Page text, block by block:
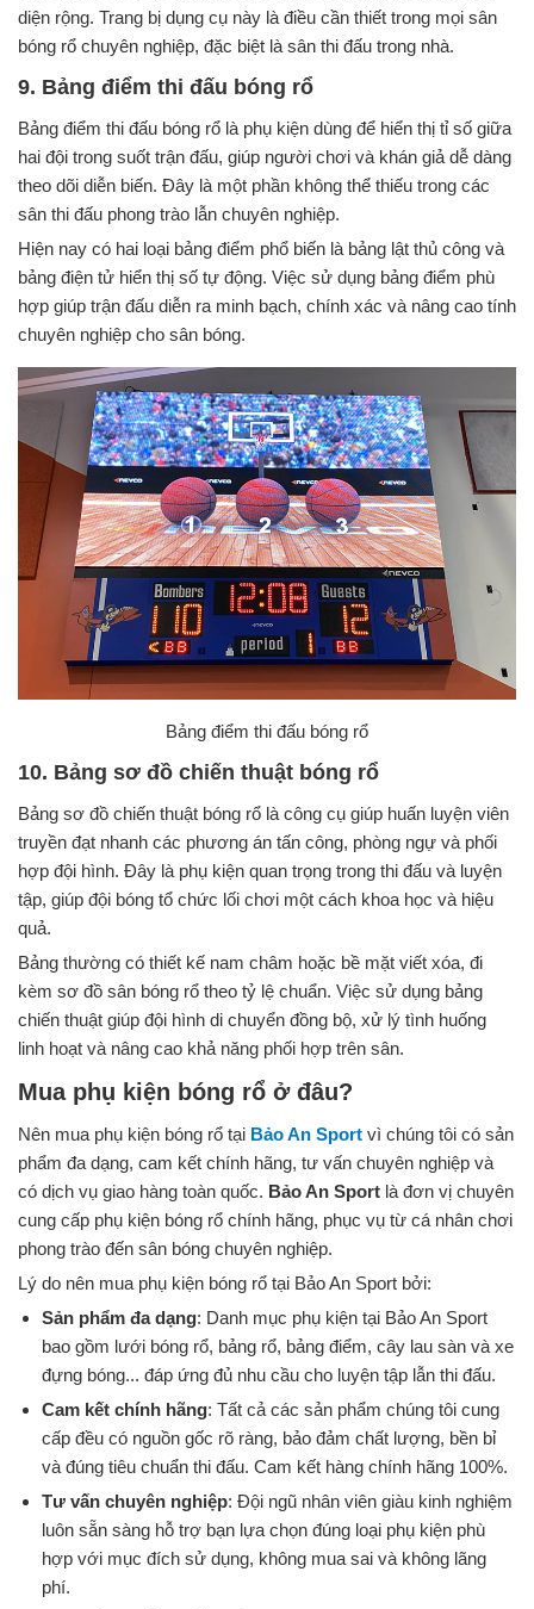
diện rộng. Trang bị dụng cụ này là điều cần thiết trong mọi sân
bóng rổ chuyên nghiệp, đặc biệt là sân thi đấu trong nhà.
9. Bảng điểm thi đấu bóng rổ
Bảng điểm thi đấu bóng rổ là phụ kiện dùng để hiển thị tỉ số giữa
hai đội trong suốt trận đấu, giúp người chơi và khán giả dễ dàng
theo dõi diễn biến. Đây là một phần không thể thiếu trong các
sân thi đấu phong trào lẫn chuyên nghiệp.
Hiện nay có hai loại bảng điểm phổ biến là bảng lật thủ công và
bảng điện tử hiển thị số tự động. Việc sử dụng bảng điểm phù
hợp giúp trận đấu diễn ra minh bạch, chính xác và nâng cao tính
chuyên nghiệp cho sân bóng.
Bảng điểm thi đấu bóng rổ
10. Bảng sơ đồ chiến thuật bóng rổ
Bảng sơ đồ chiến thuật bóng rổ là công cụ giúp huấn luyện viên
truyền đạt nhanh các phương án tấn công, phòng ngự và phối
hợp đội hình. Đây là phụ kiện quan trọng trong thi đấu và luyện
tập, giúp đội bóng tổ chức lối chơi một cách khoa học và hiệu
quả.
Bảng thường có thiết kế nam châm hoặc bề mặt viết xóa, đi
kèm sơ đồ sân bóng rổ theo tỷ lệ chuẩn. Việc sử dụng bảng
chiến thuật giúp đội hình di chuyển đồng bộ, xử lý tình huống
linh hoạt và nâng cao khả năng phối hợp trên sân.
Mua phụ kiện bóng rổ ở đâu?
Nên mua phụ kiện bóng rổ tại Bảo An Sport vì chúng tôi có sản
phẩm đa dạng, cam kết chính hãng, tư vấn chuyên nghiệp và
có dịch vụ giao hàng toàn quốc. Bảo An Sport là đơn vị chuyên
cung cấp phụ kiện bóng rổ chính hãng, phục vụ từ cá nhân chơi
phong trào đến sân bóng chuyên nghiệp.
Lý do nên mua phụ kiện bóng rổ tại Bảo An Sport bởi:
Sản phẩm đa dạng: Danh mục phụ kiện tại Bảo An Sport
bao gồm lưới bóng rổ, bảng rổ, bảng điểm, cây lau sàn và xe
đựng bóng... đáp ứng đủ nhu cầu cho luyện tập lẫn thi đấu.
Cam kết chính hãng: Tất cả các sản phẩm chúng tôi cung
cấp đều có nguồn gốc rõ ràng, bảo đảm chất lượng, bền bỉ
và đúng tiêu chuẩn thi đấu. Cam kết hàng chính hãng 100%.
Tư vấn chuyên nghiệp: Đội ngũ nhân viên giàu kinh nghiệm
luôn sẵn sàng hỗ trợ bạn lựa chọn đúng loại phụ kiện phù
hợp với mục đích sử dụng, không mua sai và không lãng
phí.